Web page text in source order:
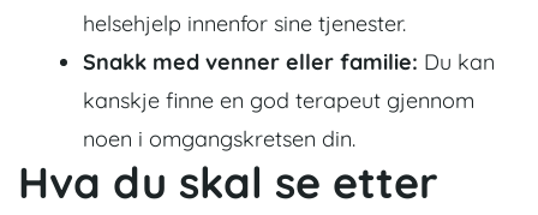
helsehjelp innenfor sine tjenester.
Snakk med venner eller familie: Du kan
kanskje finne en god terapeut gjennom
noen i omgangskretsen din.
Hva du skal se etter